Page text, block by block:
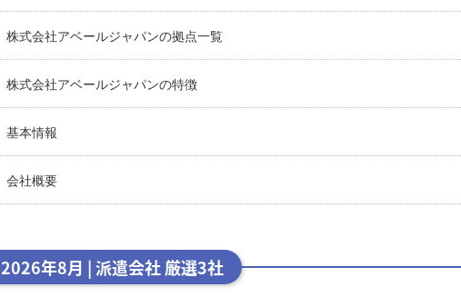
株式会社アベールジャパンの拠点一覧
株式会社アベールジャパンの特徴
基本情報
会社概要
2026年8月 | 派遣会社 厳選3社